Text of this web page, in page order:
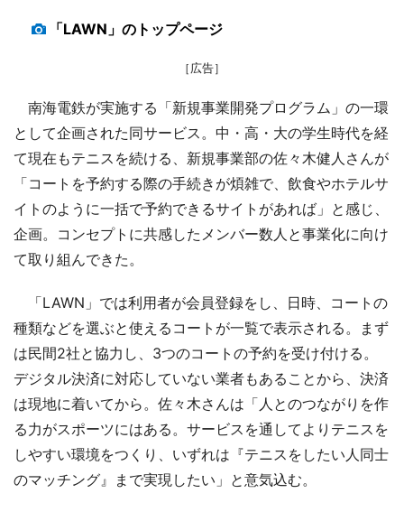
「LAWN」のトップページ
［広告］
南海電鉄が実施する「新規事業開発プログラム」の一環
として企画された同サービス。中・高・大の学生時代を経
て現在もテニスを続ける、新規事業部の佐々木健人さんが
「コートを予約する際の手続きが煩雑で、飲食やホテルサ
イトのように一括で予約できるサイトがあれば」と感じ、
企画。コンセプトに共感したメンバー数人と事業化に向け
て取り組んできた。
「LAWN」では利用者が会員登録をし、日時、コートの
種類などを選ぶと使えるコートが一覧で表示される。まず
は民間2社と協力し、3つのコートの予約を受け付ける。
デジタル決済に対応していない業者もあることから、決済
は現地に着いてから。佐々木さんは「人とのつながりを作
る力がスポーツにはある。サービスを通してよりテニスを
しやすい環境をつくり、いずれは『テニスをしたい人同士
のマッチング』まで実現したい」と意気込む。